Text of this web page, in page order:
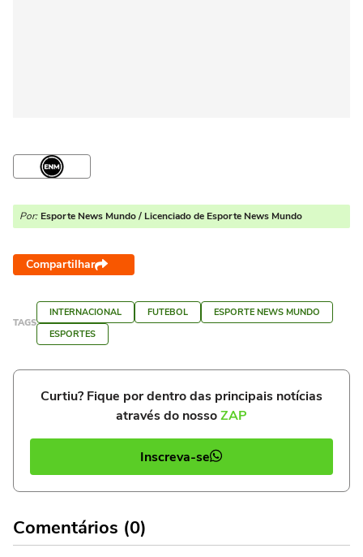
Por: Esporte News Mundo / Licenciado de Esporte News Mundo
Compartilhar
TAGS
INTERNACIONAL FUTEBOL
ESPORTE NEWS MUNDO
ESPORTES
Curtiu? Fique por dentro das principais notícias
através do nossoZAP
Inscreva-se
Comentários (0)